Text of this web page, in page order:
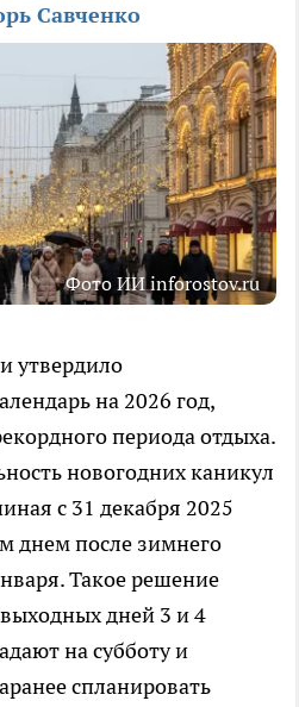
Савченко
Фото ИИ inforostov.ru
утвердило
на 2026 год,
периода отдыха.
новогодних каникул
с 31 декабря 2025
днем после зимнего
Такое решение
дней 3 и 4
на субботу и
спланировать